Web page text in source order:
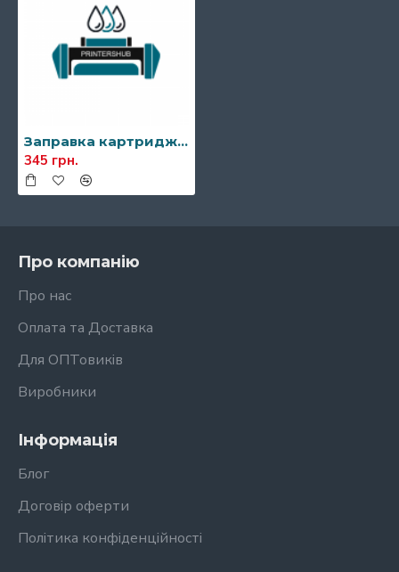
Заправка картриджа Xerox 106R01378/106R01379
345 грн.
Про компанію
Про нас
Оплата та Доставка
Для ОПТовиків
Виробники
Інформація
Блог
Договір оферти
Політика конфіденційності